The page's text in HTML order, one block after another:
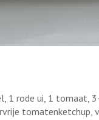
1 rode ui, 1 tomaat,
tomatenketchup,